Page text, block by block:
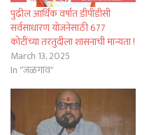
पुढील आर्थिक वर्षात डीपीडीसी
सर्वसाधारण योजनेसाठी 677
कोटींच्या तरतुदीला शासनाची मान्यता !
March 13, 2025
In "जळगाव"